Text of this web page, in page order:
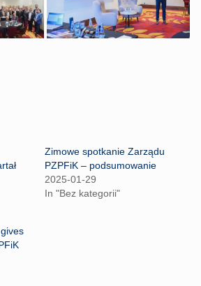
Zimowe spotkanie Zarządu
PZPFiK – podsumowanie
2025-01-29
In "Bez kategorii"